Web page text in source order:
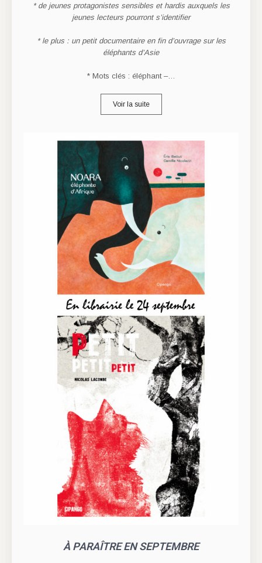
* de jeunes protagonistes sensibles et hardis auxquels les
jeunes lecteurs pourront s’identifier
* le plus : un petit documentaire en fin d’ouvrage sur les
éléphants d’Asie
* Mots clés : éléphant –…
Voir la suite
À PARAÎTRE EN SEPTEMBRE